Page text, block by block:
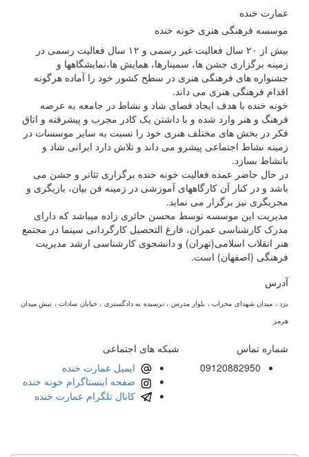
عمارت خنده
موسسه فرهنگی هنری خونه خنده
بیش از ۲۰ سال فعالیت غیر رسمی و ۱۲ سال فعالیت رسمی در
زمینه برگزاری جشن ها، سمینارها، همایش ها،نمایشگاهها و
جشنواره های فرهنگی هنری در سطح کشور خود را آماده هرگونه
اقدام فرهنگی هنری می داند.
خونه خنده با هدف ایجاد فضای شاد و نشاط در جامعه به عرصه
فرهنگ و هنر وارد شده و با داشتن یک کادر مجرب و پیشرفته و اتاق
فکر در بخش های مختلف هنری خود را نسبت به سایر موسسات در
زمینه نشاط اجتماعی پیشرو می داند و تلاش دارد ایرانی شاد و
بانشاط بسازد.
در حال حاضر عمده فعالیت خونه خنده برگزاری تئاتر و جشن می
باشد و در کنار آن کارگاههای آموزشی در زمینه فن بیان، بازیگری و
مجریگری نیز برگزار می نماید.
مدیریت این موسسه توسط محسن حائری زاده میباشد که دارای
مدرک کارشناسی عمران، فارغ التحصیل کارگردانی سینما در مجتمع
هنر انقلاب اسلامی(تهران) و دانشجوی کارشناسی ارشد مدیریت
فرهنگی (اصفهان) است.
آدرس
یزد ، میدان شهدای محراب ، بلوار مدرس ، نرسیده به دادگستری ، خیابان سادات ، نبشِ میدان
هرمز
شماره تماس
09120882950
شبکه های اجتماعی
ایمیل عمارت خنده
صفحه اینستاگرام خونه خنده
کانال تلگرام عمارت خنده